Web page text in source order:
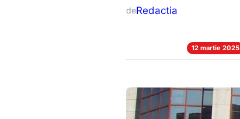
deRedactia
12 martie 2025